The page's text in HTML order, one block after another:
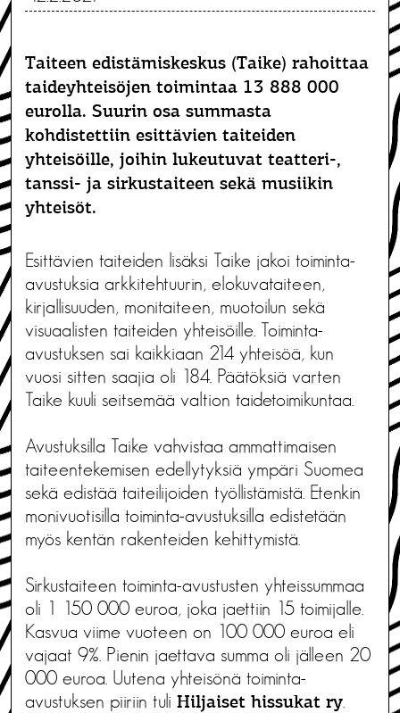
Taiteen edistämiskeskus (Taike) rahoittaa
taideyhteisöjen toimintaa 13 888 000
eurolla. Suurin osa summasta
kohdistettiin esittävien taiteiden
yhteisöille, joihin lukeutuvat teatteri-,
tanssi- ja sirkustaiteen sekä musiikin
yhteisöt.
Esittävien taiteiden lisäksi Taike jakoi toiminta-
avustuksia arkkitehtuurin, elokuvataiteen,
kirjallisuuden, monitaiteen, muotoilun sekä
visuaalisten taiteiden yhteisöille. Toiminta-
avustuksen sai kaikkiaan 214 yhteisöä, kun
vuosi sitten saajia oli 184. Päätöksiä varten
Taike kuuli seitsemää valtion taidetoimikuntaa.
Avustuksilla Taike vahvistaa ammattimaisen
taiteentekemisen edellytyksiä ympäri Suomea
sekä edistää taiteilijoiden työllistämistä. Etenkin
monivuotisilla toiminta-avustuksilla edistetään
myös kentän rakenteiden kehittymistä.
Sirkustaiteen toiminta-avustusten yhteissummaa
oli 1 150 000 euroa, joka jaettiin 15 toimijalle.
Kasvua viime vuoteen on 100 000 euroa eli
vajaat 9%. Pienin jaettava summa oli jälleen 20
000 euroa. Uutena yhteisönä toiminta-
avustuksen piiriin tuli Hiljaiset hissukat ry